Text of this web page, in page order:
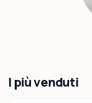
I più venduti